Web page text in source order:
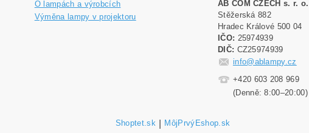
O lampách a výrobcích
Výměna lampy v projektoru
AB COM CZECH s. r. o.
Stěžerská 882
Hradec Králové 500 04
IČO: 25974939
DIČ: CZ25974939
info@ablampy.cz
+420 603 208 969
(Denně: 8:00–20:00)
Shoptet.sk MôjPrvýEshop.sk